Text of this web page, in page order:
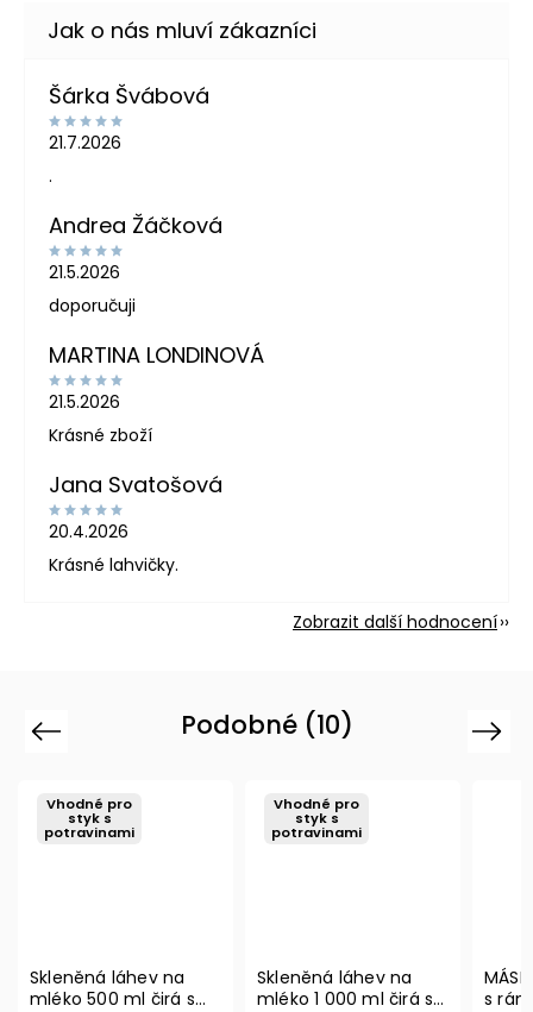
Šárka Švábová
21.7.2026
.
Andrea Žáčková
21.5.2026
doporučuji
MARTINA LONDINOVÁ
21.5.2026
Krásné zboží
Jana Svatošová
20.4.2026
Krásné lahvičky.
Zobrazit další hodnocení
Podobné (10)
Previous
Vhodné pro
styk s
potravinami
Skleněná láhev na
mléko 500 ml čirá s
Vhodné pro
styk s
potravinami
Skleněná láhev na
mléko 1 000 ml čirá s
s
Next